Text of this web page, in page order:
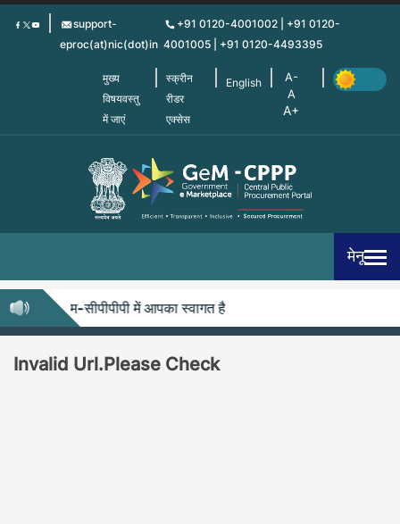
Skip
support-
eproc(at)nic(dot)in
+91 0120-4001002 | +91 0120-
4001005 | +91 0120-4493395
मुख्य
विषयवस्तु
में जाएं
स्क्रीन
रीडर
एक्सेस
English
मेनू
जेम-सीपीपीपी में आपका स्वागत है
Invalid Url.Please Check